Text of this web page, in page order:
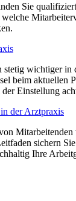
Sie
welche
stetig wichtiger in
beim aktuellen
Einstellung
der Arztpraxis
Mitarbeitenden
sichern
Ihre